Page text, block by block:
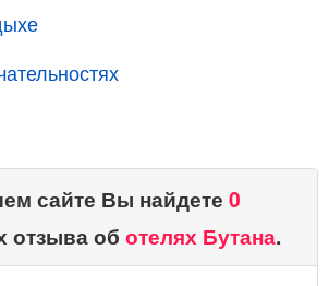
сайте Вы найдете 0
отзыва об отелях Бутана.